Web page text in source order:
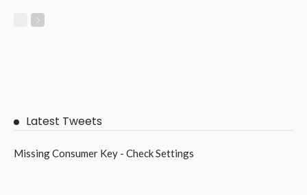
Latest Tweets
Missing Consumer Key - Check Settings